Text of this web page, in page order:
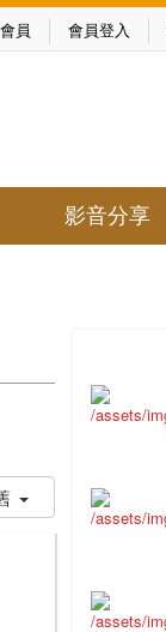
員 會員登入
影音分享